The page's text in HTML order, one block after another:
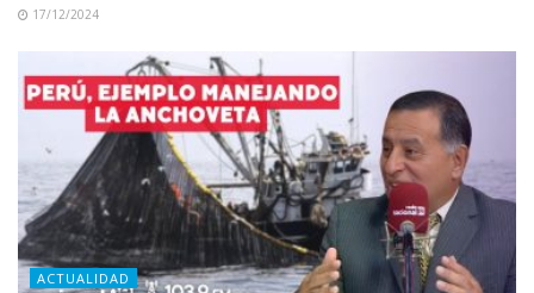
17/12/2024
ACTUALIDAD